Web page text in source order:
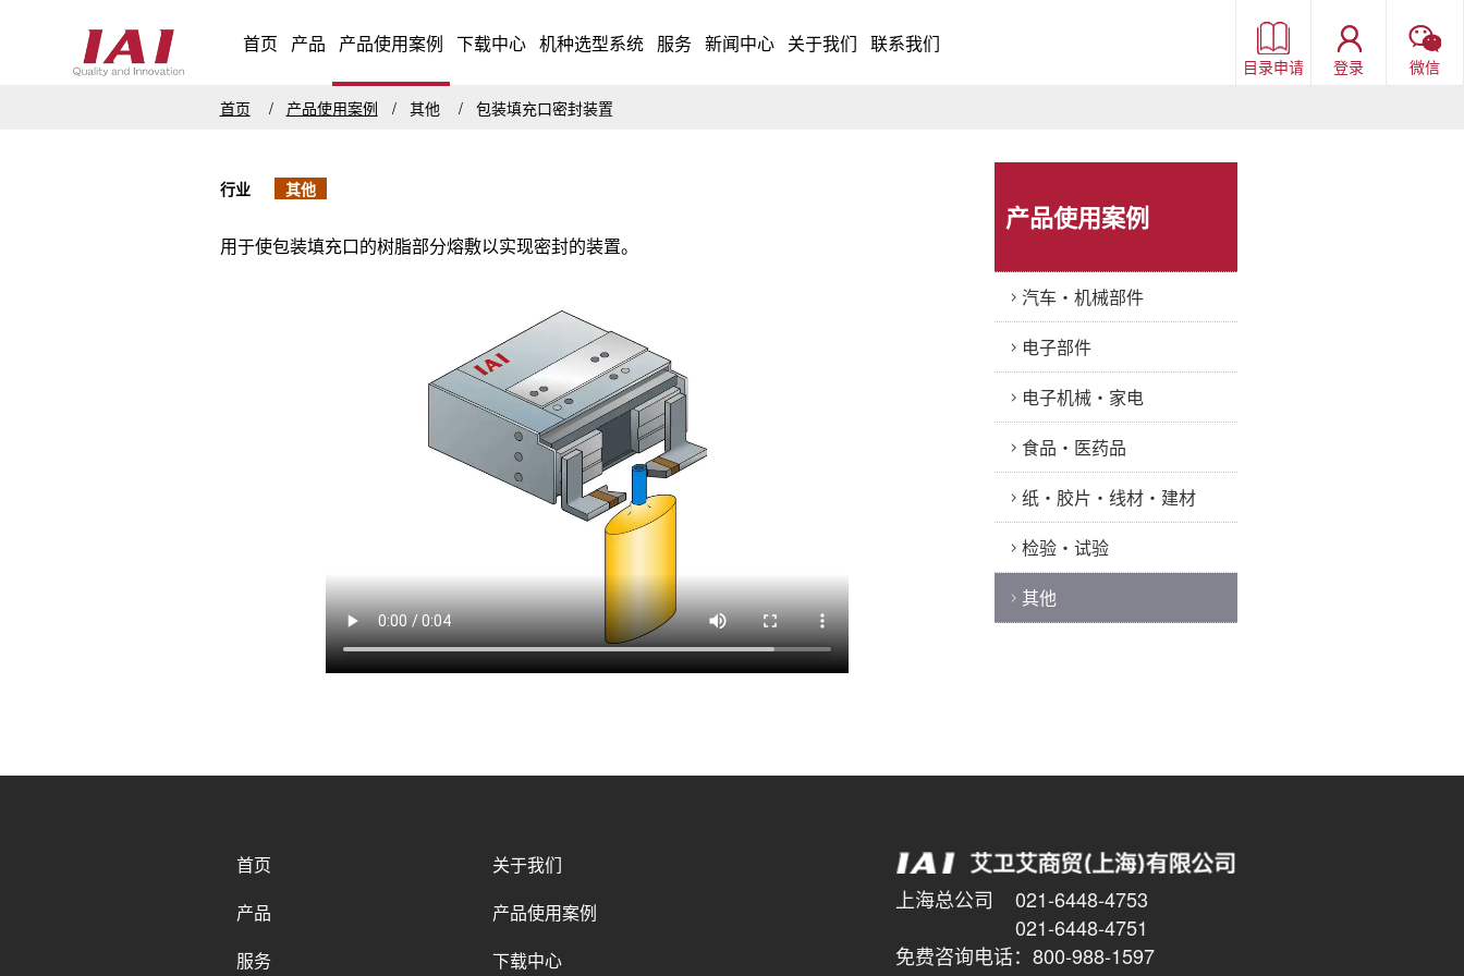
首页 产品 产品使用案例 下载中心 机种选型系统 服务 新闻中心 关于我们 联系我们
目录申请 登录
微信
首页
产品使用案例 其他 包装填充口密封装置
行业 其他
用于使包装填充口的树脂部分熔敷以实现密封的装置。
产品使用案例
汽车・机械部件
电子部件
电子机械・家电
食品・医药品
纸・胶片・线材・建材
检验・试验
其他
首页
产品
服务
关于我们
产品使用案例
下载中心
上海总公司 021-6448-4753
021-6448-4751
免费咨询电话：800-988-1597